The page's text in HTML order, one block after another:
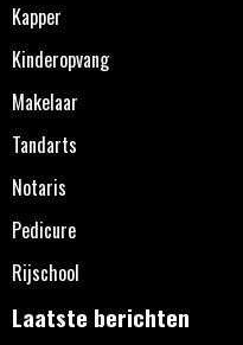
Kapper
Kinderopvang
Makelaar
Tandarts
Notaris
Pedicure
Rijschool
Laatste berichten